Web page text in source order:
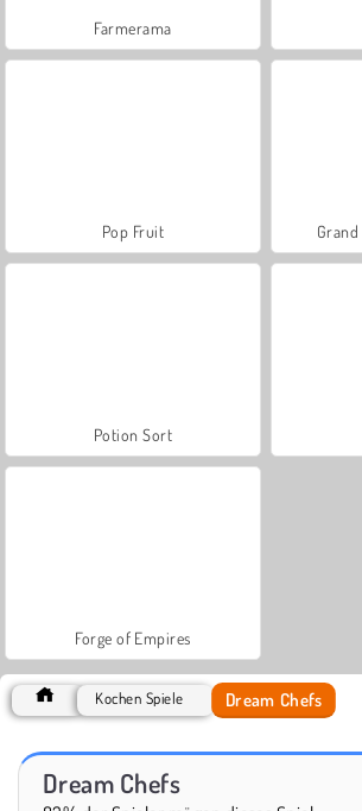
Farmerama
Pop Fruit
Potion Sort
Forge of Empires
Kochen Spiele Dream Chefs
Dream Chefs